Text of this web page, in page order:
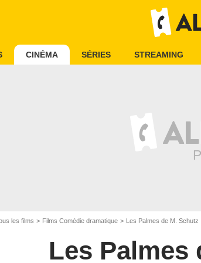
CINÉMA SÉRIES STREAMING
les films Films Comédie dramatique Les Palmes de M. Schutz
Les Palmes